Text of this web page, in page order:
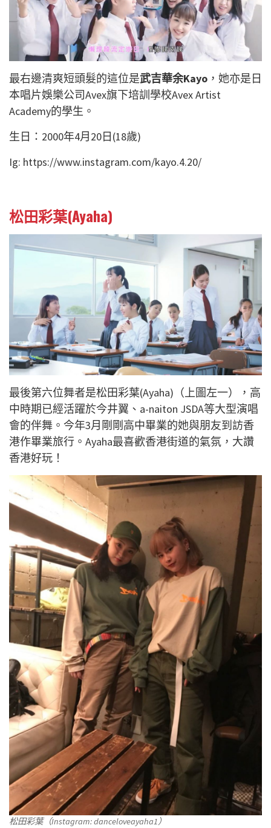
最右邊清爽短頭髮的這位是武吉華余Kayo ，她亦是日
本唱片娛樂公司Avex旗下培訓學校Avex Artist
Academy的學生。
生日：2000年4月20日(18歲)
Ig: https://www.instagram.com/kayo.4.20/
松田彩葉(Ayaha)
最後第六位舞者是松田彩葉(Ayaha)（上圖左一），高
中時期已經活躍於今井翼、a-naiton JSDA等大型演唱
會的伴舞。今年3月剛剛高中畢業的她與朋友到訪香
港作畢業旅行。Ayaha最喜歡香港街道的氣氛，大讚
香港好玩！
松田彩葉（Instagram: danceloveayaha1）